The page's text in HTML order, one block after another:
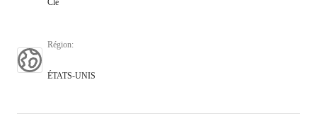
Clé
Région:
ÉTATS-UNIS